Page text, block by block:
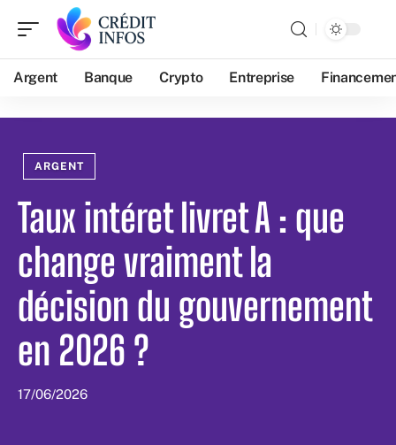
Argent Banque Crypto Entreprise
ARGENT
Taux intéret livret A : que
change vraiment la
décision du gouvernement
en 2026 ?
17/06/2026